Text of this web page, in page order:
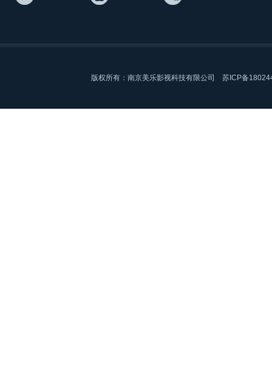
版权所有：南京美乐影视科技有限公司 苏ICP备